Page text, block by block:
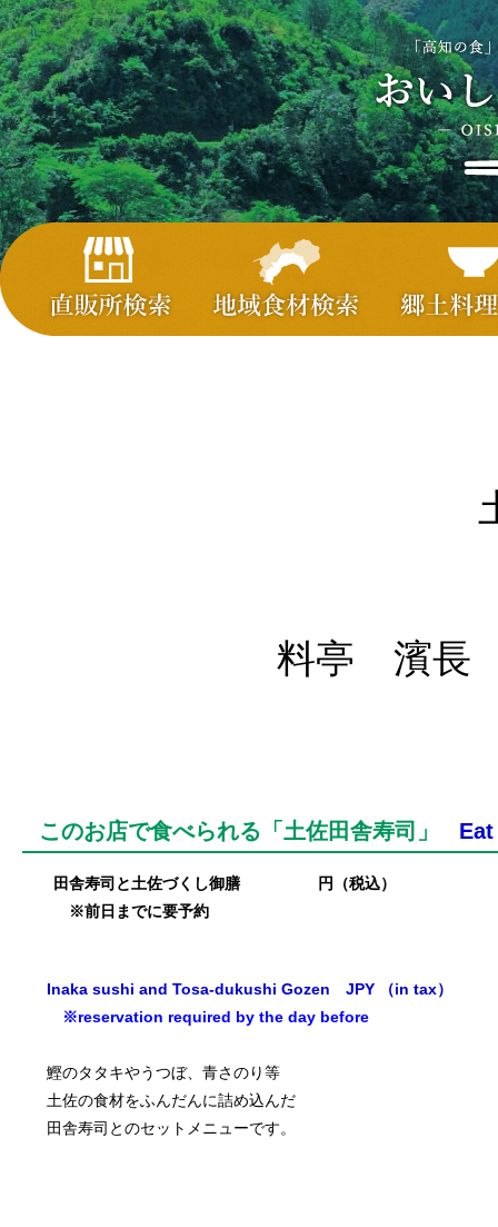
料亭 濱
このお店で食べられる「土佐田舎寿司」
田舎寿司と土佐づくし御膳 円（税込）
※前日までに要予約
Inaka sushi and Tosa-dukushi Gozen JPY （in tax）
※reservation required by the day before
鰹のタタキやうつぼ、青さのり等
土佐の食材をふんだんに詰め込んだ
田舎寿司とのセットメニューです。